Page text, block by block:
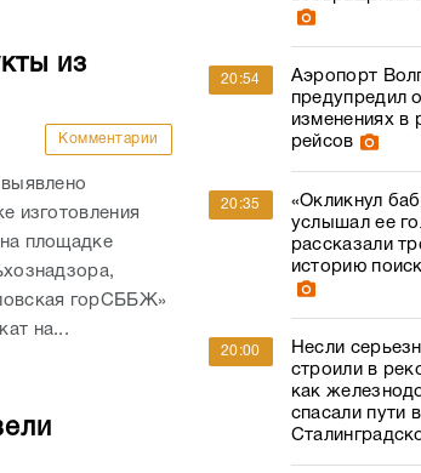
из
Комментарии
изготовления
площадке
горСББЖ»
на...
20:54
Аэропорт
предупредил
изменениях в
рейсов
20:35
«Окликнул
услышал ее
рассказали
историю
20:00
Несли
строили в
как
спасали пути